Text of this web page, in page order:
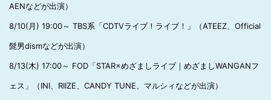
AENなどが出演）
8/10(月) 19:00～ TBS系「CDTVライブ！ライブ！」（ATEEZ、Official
髭男dismなどが出演）
8/13(木) 17:00～ FOD「STAR×めざましライブ｜めざましWANGANフ
ェス」（INI、RIIZE、CANDY TUNE、マルシィなどが出演）